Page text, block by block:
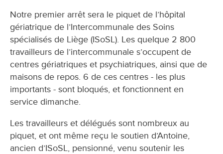
Notre premier arrêt sera le piquet de l’hôpital
gériatrique de l’Intercommunale des Soins
spécialisés de Liège (ISoSL). Les quelque 2 800
travailleurs de l’intercommunale s’occupent de
centres gériatriques et psychiatriques, ainsi que de
maisons de repos. 6 de ces centres - les plus
importants - sont bloqués, et fonctionnent en
service dimanche.
Les travailleurs et délégués sont nombreux au
piquet, et ont même reçu le soutien d’Antoine,
ancien d’ISoSL, pensionné, venu soutenir les